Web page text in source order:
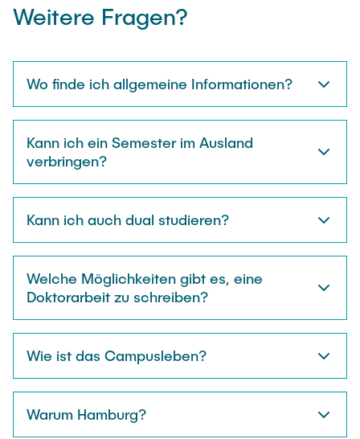
Weitere Fragen?
Wo finde ich allgemeine Informationen?
Kann ich ein Semester im Ausland
verbringen?
Kann ich auch dual studieren?
Welche Möglichkeiten gibt es, eine
Doktorarbeit zu schreiben?
Wie ist das Campusleben?
Warum Hamburg?